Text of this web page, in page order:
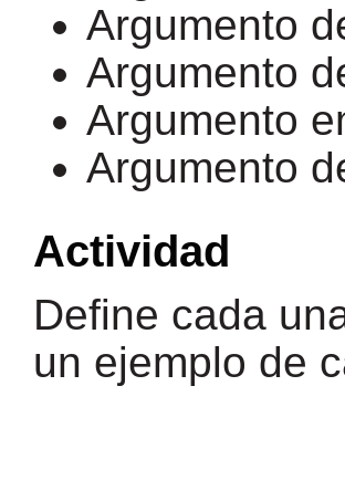
Argumento
Argumento
Argumento
Argumento
Actividad
Define cada
un ejemplo de